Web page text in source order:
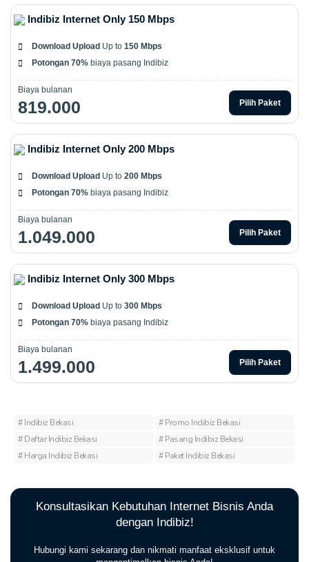
Indibiz Internet Only 150 Mbps
Download Upload Up to 150 Mbps
Potongan 70% biaya pasang Indibiz
Biaya bulanan
819.000 Pilih Paket
Indibiz Internet Only 200 Mbps
Download Upload Up to 200 Mbps
Potongan 70% biaya pasang Indibiz
Biaya bulanan
1.049.000 Pilih Paket
Indibiz Internet Only 300 Mbps
Download Upload Up to 300 Mbps
Potongan 70% biaya pasang Indibiz
Biaya bulanan
1.499.000 Pilih Paket
# Indibiz Bekasi
# Promo Indibiz Bekasi
# Daftar Indibiz Bekasi
# Pasang Indibiz Bekasi
# Harga Indibiz Bekasi
# Paket Indibiz Bekasi
Konsultasikan Kebutuhan Internet Bisnis Anda
dengan Indibiz!
Hubungi kami sekarang dan nikmati manfaat eksklusif untuk